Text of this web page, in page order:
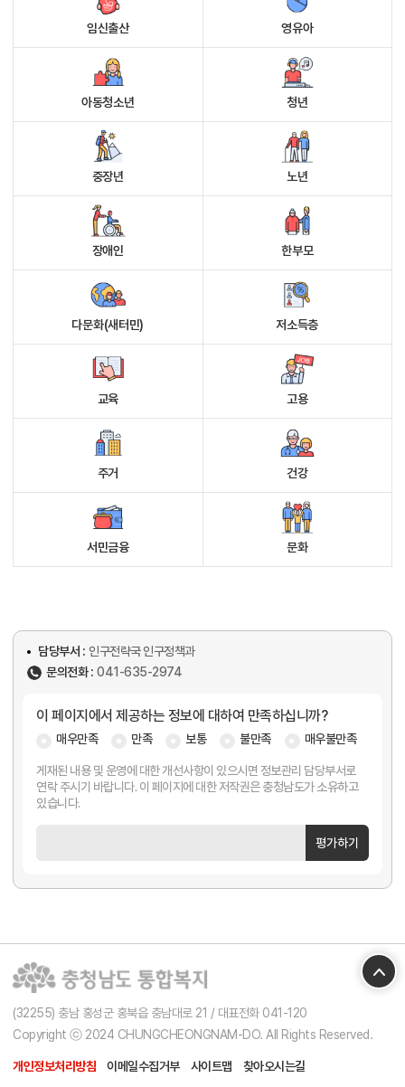
임신출산 영유아
아동청소년 청년
중장년 노년
장애인 한부모
다문화(새터민) 저소득층
교육 고용
주거 건강
서민금융 문화
담당부서 : 인구전략국 인구정책과
문의전화 : 041-635-2974
이 페이지에서 제공하는 정보에 대하여 만족하십니까?
매우만족 만족 보통 불만족 매우불만족
게재된 내용 및 운영에 대한 개선사항이 있으시면 정보관리 담당부서로
연락 주시기 바랍니다. 이 페이지에 대한 저작권은 충청남도가 소유하고
있습니다.
평가하기
(32255) 충남 홍성군 홍북읍 충남대로 21 / 대표전화 041-120
Copyright ⓒ 2024 CHUNGCHEONGNAM-DO. All Rights Reserved.
개인정보처리방침 이메일수집거부 사이트맵 찾아오시는길